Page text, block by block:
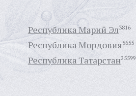
Республика Марий Эл3816
Республика Мордовия5655
Республика Татарстан25599